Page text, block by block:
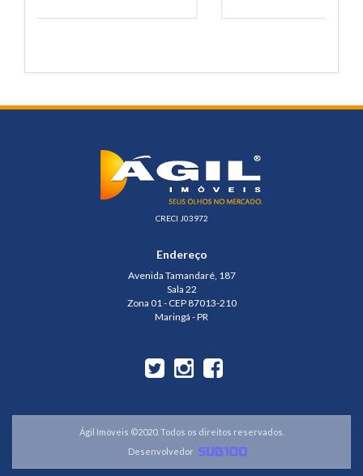
CRECI J03972
Endereço
Avenida Tamandaré, 187
Sala 22
Zona 01 - CEP 87013-210
Maringá - PR
Ágil Imóveis ©2020. Todos os direitos reservados.
Desenvolvedor